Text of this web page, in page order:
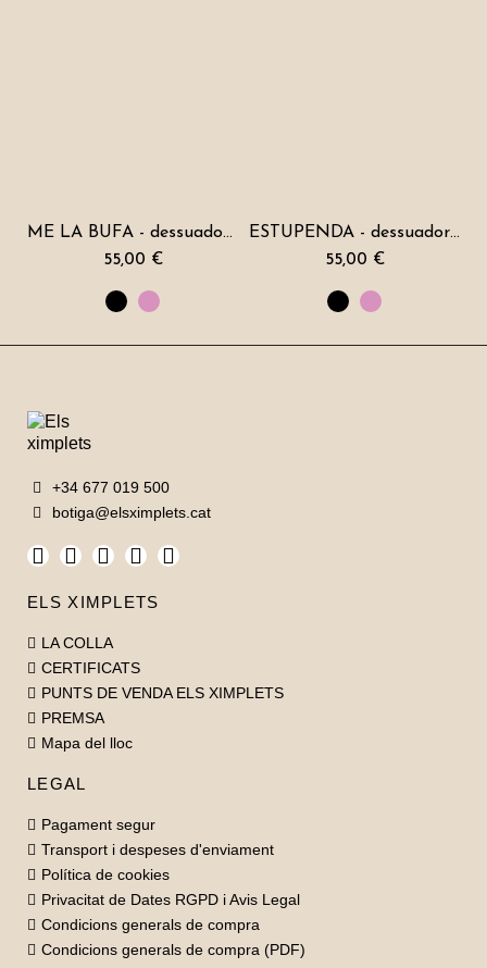
ME LA BUFA - dessuadora dona caputxa
55,00 €
ESTUPENDA - dessuadora dona caputxa
55,00 €
55,00 €
55,00 €
49,90 €
+34 677 019 500
botiga@elsximplets.cat
ELS XIMPLETS
LA COLLA
CERTIFICATS
PUNTS DE VENDA ELS XIMPLETS
PREMSA
Mapa del lloc
LEGAL
Pagament segur
Transport i despeses d'enviament
Política de cookies
Privacitat de Dates RGPD i Avis Legal
Condicions generals de compra
Condicions generals de compra (PDF)